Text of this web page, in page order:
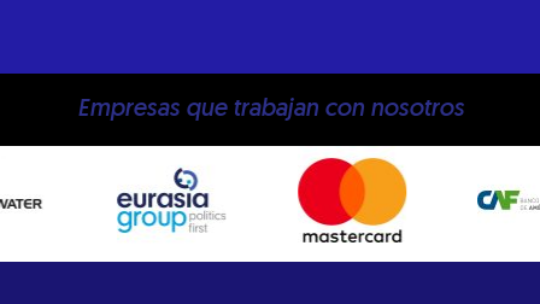
Empresas que trabajan con nosotros